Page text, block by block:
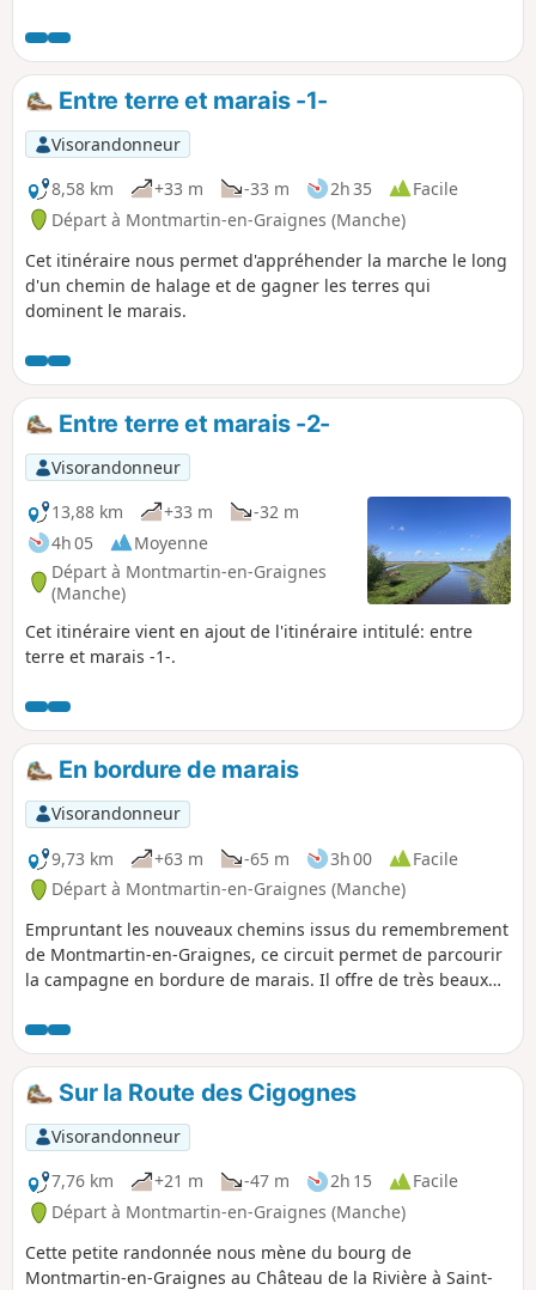
Entre terre et marais -1-
Visorandonneur
8,58 km
+33 m -33 m 2h 35
Facile
Départ à Montmartin-en-Graignes (Manche)
Cet itinéraire nous permet d'appréhender la marche le long
d'un chemin de halage et de gagner les terres qui
dominent le marais.
Entre terre et marais -2-
Visorandonneur
13,88 km
+33 m
-32 m
4h 05
Moyenne
Départ à Montmartin-en-Graignes
(Manche)
Cet itinéraire vient en ajout de l'itinéraire intitulé: entre
terre et marais -1-.
En bordure de marais
Visorandonneur
9,73 km
+63 m -65 m 3h 00
Facile
Départ à Montmartin-en-Graignes (Manche)
Empruntant les nouveaux chemins issus du remembrement
de Montmartin-en-Graignes, ce circuit permet de parcourir
la campagne en bordure de marais. Il offre de très beaux
Sur la Route des Cigognes
Visorandonneur
7,76 km
+21 m -47 m 2h 15
Facile
Départ à Montmartin-en-Graignes (Manche)
Cette petite randonnée nous mène du bourg de
Montmartin-en-Graignes au Château de la Rivière à Saint-